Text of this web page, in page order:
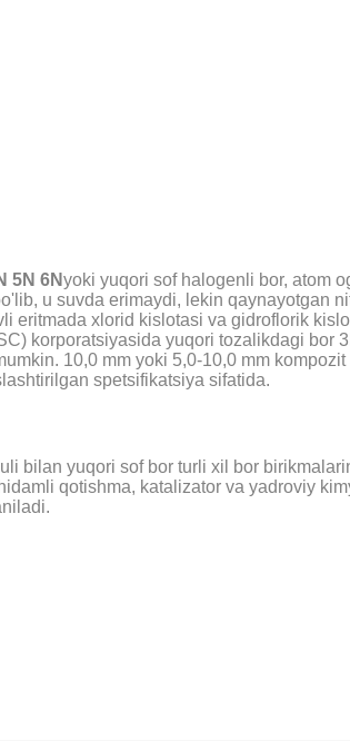
5N 6Nyoki yuqori sof halogenli bor, atom
u suvda erimaydi, lekin qaynayotgan
eritmada xlorid kislotasi va gidroflorik
korporatsiyasida yuqori tozalikdagi bor
10,0 mm yoki 5,0-10,0 mm
spetsifikatsiya sifatida.
bilan yuqori sof bor turli xil bor
qotishma, katalizator va yadroviy